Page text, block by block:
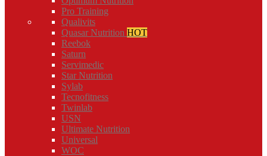
Pro Training
Qualivits
Quasar Nutrition HOT
Reebok
Saturn
Servimedic
Star Nutrition
Sylab
Tecnofitness
Twinlab
USN
Ultimate Nutrition
Universal
WOC